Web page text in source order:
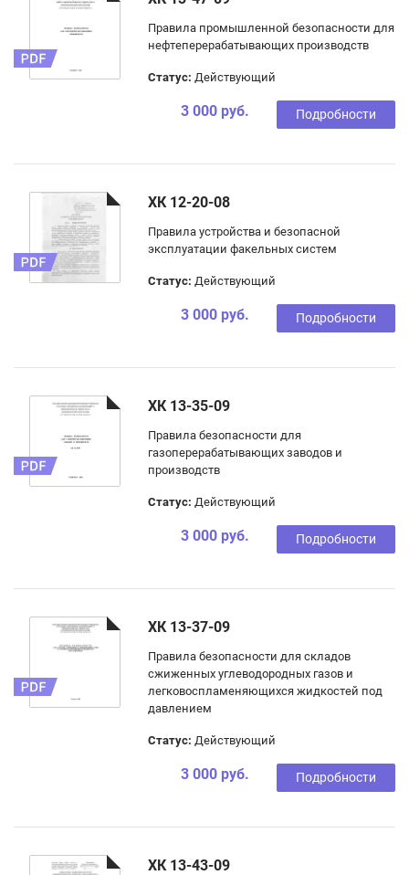
Правила промышленной безопасности для
нефтеперерабатывающих производств
Статус: Действующий
3 000 руб. Подробности
ХК 12-20-08
Правила устройства и безопасной
эксплуатации факельных систем
Статус: Действующий
3 000 руб. Подробности
ХК 13-35-09
Правила безопасности для
газоперерабатывающих заводов и
производств
Статус: Действующий
3 000 руб. Подробности
ХК 13-37-09
Правила безопасности для складов
сжиженных углеводородных газов и
легковоспламеняющихся жидкостей под
давлением
Статус: Действующий
3 000 руб. Подробности
ХК 13-43-09